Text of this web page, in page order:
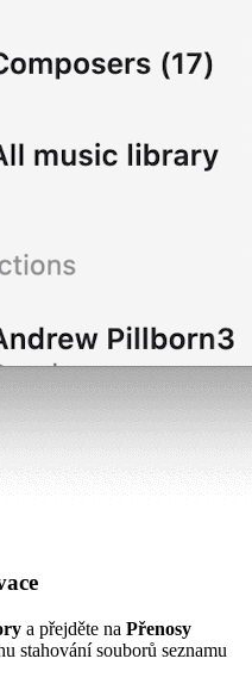
a přejděte na Přenosy
stahování souborů seznamu